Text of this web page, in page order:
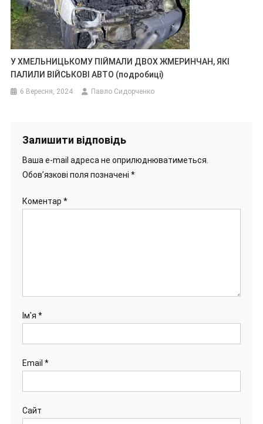
У ХМЕЛЬНИЦЬКОМУ ПІЙМАЛИ ДВОХ ЖМЕРИНЧАН, ЯКІ
ПАЛИЛИ ВІЙСЬКОВІ АВТО (подробиці)
6 Вересня, 2024 Павло Сидорченко
Залишити відповідь
Ваша e-mail адреса не оприлюднюватиметься.
Обов’язкові поля позначені *
Коментар *
Ім'я *
Email *
Сайт